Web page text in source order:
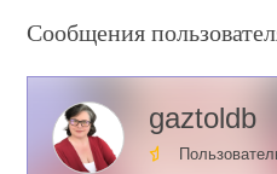
Сообщения
gaztoldb